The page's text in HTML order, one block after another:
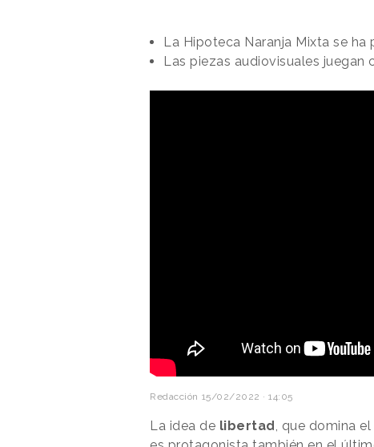
La Hipoteca Naranja Mixta se
Las piezas audiovisuales juegan
Redacción 15/02/2022 · 14:05
La idea de libertad , que domina